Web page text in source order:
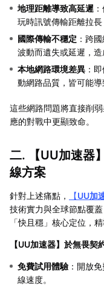
地理距離導致高延遲
玩時訊號傳輸距離拉長
國際傳輸不穩定 ：跨
波動而遺失或延遲，造
本地網路環境差異 ：
動網路品質，皆可能導
這些網路問題將直接削
應的對戰中更顯致命。
二. 【UU加速器
線方案
針對上述痛點， 【UU加
技術實力與全球節點覆
「快且穩」核心定位，
【UU加速器】於無畏契
免費試用體驗 ：開放
線速度。